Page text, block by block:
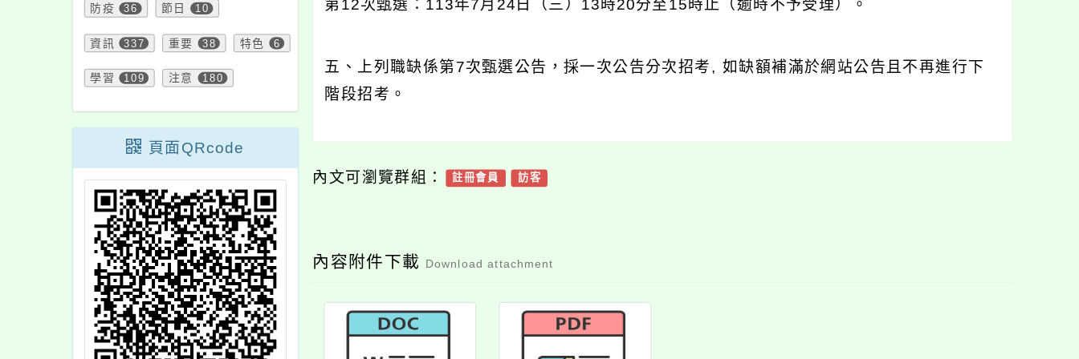
防疫 36 節日 10
資訊 337 重要 38 特色 6
學習 109 注意 180
頁面QRcode
第12次甄選：113年7月24日（三）13時20分至15時止（逾時不予受理）。
五、上列職缺係第7次甄選公告，採一次公告分次招考, 如缺額補滿於網站公告且不再進行下
階段招考。
內文可瀏覽群組： 註冊會員 訪客
內容附件下載 Download attachment